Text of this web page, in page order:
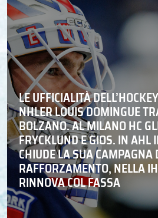
LE UFFICIALITÀ
NHLER LOUIS DOMINGUE
BOLZANO. AL MILANO HC
FRYCKLUND E GIOS. IN AHL
CHIUDE LA SUA CAMPAGNA
RAFFORZAMENTO, NELLA
RINNOVA COL FASSA